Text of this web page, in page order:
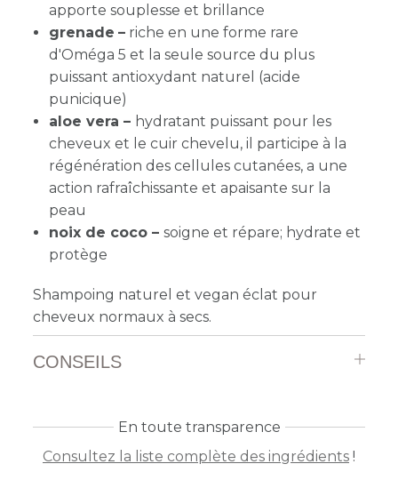
apporte souplesse et brillance
grenade – riche en une forme rare
d'Oméga 5 et la seule source du plus
puissant antioxydant naturel (acide
punicique)
aloe vera – hydratant puissant pour les
cheveux et le cuir chevelu, il participe à la
régénération des cellules cutanées, a une
action rafraîchissante et apaisante sur la
peau
noix de coco – soigne et répare; hydrate et
protège
Shampoing naturel et vegan éclat pour
cheveux normaux à secs.
CONSEILS
En toute transparence
Consultez la liste complète des ingrédients !